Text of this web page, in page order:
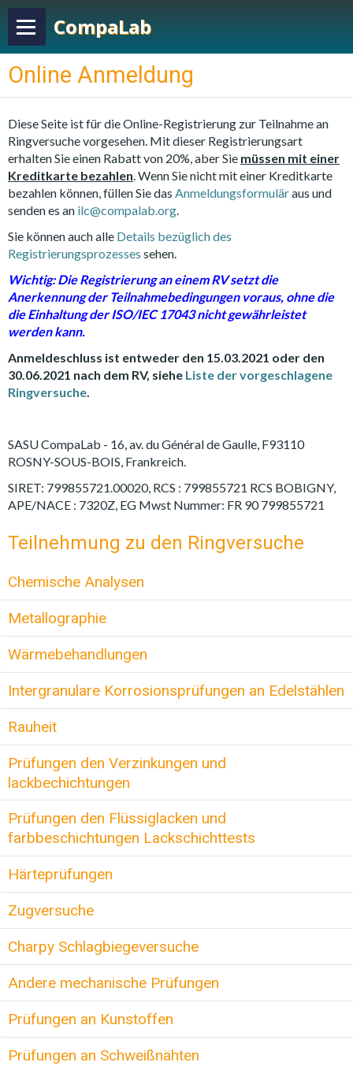
CompaLab
Online Anmeldung
Diese Seite ist für die Online-Registrierung zur Teilnahme an
Ringversuche vorgesehen. Mit dieser Registrierungsart
erhalten Sie einen Rabatt von 20%, aber Sie müssen mit einer
Kreditkarte bezahlen. Wenn Sie nicht mit einer Kreditkarte
bezahlen können, füllen Sie das Anmeldungsformuläraus und
senden es an ilc@compalab.org.
Sie können auch alle Details bezüglich des
Registrierungsprozesses sehen.
Wichtig: Die Registrierung an einem RV setzt die
Anerkennung der Teilnahmebedingungenvoraus, ohne die
die Einhaltung der ISO/IEC 17043 nicht gewährleistet
werden kann.
Anmeldeschluss ist entweder den 15.03.2021 oder den
30.06.2021 nach dem RV, siehe Liste der vorgeschlagene
Ringversuche.
SASU CompaLab - 16, av. du Général de Gaulle, F93110
ROSNY-SOUS-BOIS, Frankreich.
SIRET: 799855721.00020, RCS : 799855721 RCS BOBIGNY,
APE/NACE : 7320Z, EG Mwst Nummer: FR 90 799855721
Teilnehmung zu den Ringversuche
Chemische Analysen
Metallographie
Wärmebehandlungen
Intergranulare Korrosionsprüfungen an Edelstählen
Rauheit
Prüfungen den Verzinkungen und
lackbechichtungen
Prüfungen den Flüssiglacken und
farbbeschichtungen Lackschichttests
Härteprüfungen
Zugversuche
Charpy Schlagbiegeversuche
Andere mechanische Prüfungen
Prüfungen an Kunstoffen
Prüfungen an Schweißnähten